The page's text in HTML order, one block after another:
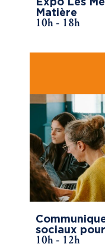
Matière
10h - 18h
sociaux
10h - 12h